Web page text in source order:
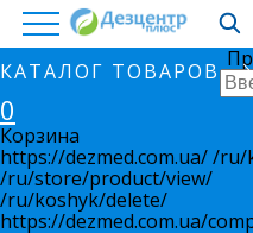
КАТАЛОГ ТОВАРОВ
0
Корзина
https://dezmed.com.ua//ru/
/ru/store/product/view/
/ru/koshyk/delete/
https://dezmed.com.ua/